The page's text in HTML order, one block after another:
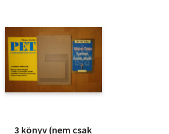
3 könyv (nem csak